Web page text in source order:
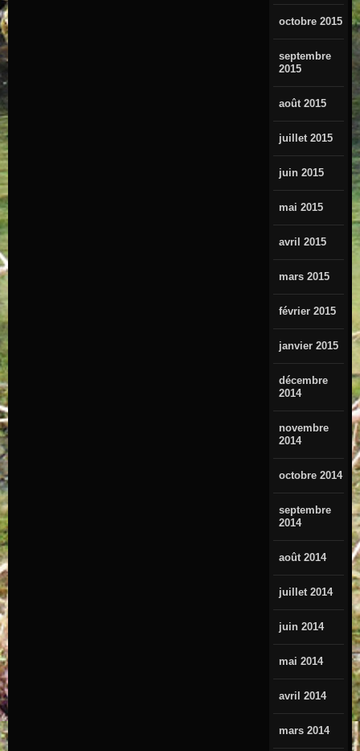
octobre 2015
septembre
2015
août 2015
juillet 2015
juin 2015
mai 2015
avril 2015
mars 2015
février 2015
janvier 2015
décembre
2014
novembre
2014
octobre 2014
septembre
2014
août 2014
juillet 2014
juin 2014
mai 2014
avril 2014
mars 2014